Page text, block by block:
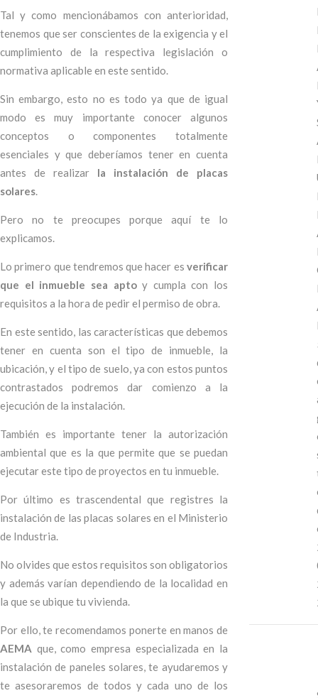
Tal y como mencionábamos con anterioridad,
tenemos que ser conscientes de la exigencia y el
cumplimiento de la respectiva legislación o
normativa aplicable en este sentido.
Sin embargo, esto no es todo ya que de igual
modo es muy importante conocer algunos
conceptos o componentes totalmente
esenciales y que deberíamos tener en cuenta
antes de realizar la instalación de placas
solares.
Pero no te preocupes porque aquí te lo
explicamos.
Lo primero que tendremos que hacer es verificar
que el inmueble sea aptoy cumpla con los
requisitos a la hora de pedir el permiso de obra.
En este sentido, las características que debemos
tener en cuenta son el tipo de inmueble, la
ubicación, y el tipo de suelo, ya con estos puntos
contrastados podremos dar comienzo a la
ejecución de la instalación.
También es importante tener la autorización
ambiental que es la que permite que se puedan
ejecutar este tipo de proyectos en tu inmueble.
Por último es trascendental que registres la
instalación de las placas solares en el Ministerio
de Industria.
No olvides que estos requisitos son obligatorios
y además varían dependiendo de la localidad en
la que se ubique tu vivienda.
Por ello, te recomendamos ponerte en manos de
AEMA que, como empresa especializada en la
instalación de paneles solares, te ayudaremos y
te asesoraremos de todos y cada uno de los